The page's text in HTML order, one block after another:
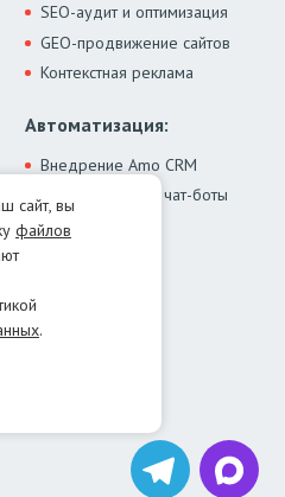
SEO-аудит и оптимизация
GEO-продвижение сайтов
Контекстная реклама
Автоматизация:
Внедрение Amo CRM
ИИ-ассистенты и чат-боты
Интеграции
32
сайт, вы
файлов
.